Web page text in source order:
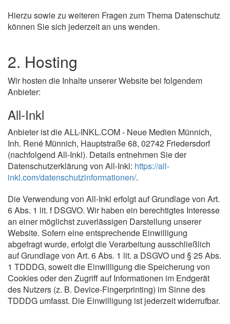
Hierzu sowie zu weiteren Fragen zum Thema Datenschutz
können Sie sich jederzeit an uns wenden.
2. Hosting
Wir hosten die Inhalte unserer Website bei folgendem
Anbieter:
All-Inkl
Anbieter ist die ALL-INKL.COM - Neue Medien Münnich,
Inh. René Münnich, Hauptstraße 68, 02742 Friedersdorf
(nachfolgend All-Inkl). Details entnehmen Sie der
Datenschutzerklärung von All-Inkl: https://all-
inkl.com/datenschutzinformationen/.
Die Verwendung von All-Inkl erfolgt auf Grundlage von Art.
6 Abs. 1 lit. f DSGVO. Wir haben ein berechtigtes Interesse
an einer möglichst zuverlässigen Darstellung unserer
Website. Sofern eine entsprechende Einwilligung
abgefragt wurde, erfolgt die Verarbeitung ausschließlich
auf Grundlage von Art. 6 Abs. 1 lit. a DSGVO und § 25 Abs.
1 TDDDG, soweit die Einwilligung die Speicherung von
Cookies oder den Zugriff auf Informationen im Endgerät
des Nutzers (z. B. Device-Fingerprinting) im Sinne des
TDDDG umfasst. Die Einwilligung ist jederzeit widerrufbar.